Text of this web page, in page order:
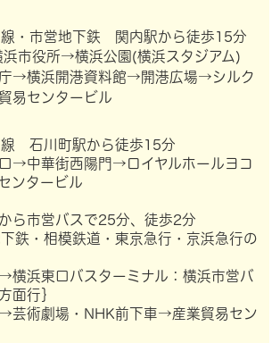
市営地下鉄 関内駅から徒歩15分
役所→横浜公園(横浜スタジアム)
横浜開港資料館→開港広場→シルク
易センタービル
石川町駅から徒歩15分
中華街西陽門→ロイヤルホールヨコ
ンタービル
市営バスで25分、徒歩2分
・相模鉄道・東京急行・京浜急行の
浜東口バスターミナル：横浜市営バ
面行｝
術劇場・NHK前下車→産業貿易セン